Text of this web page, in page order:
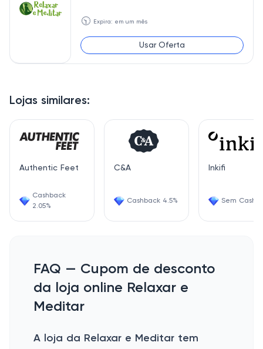
Lojas similares:
Authentic Feet
Cashback
2.05%
C&A
Cashback 4.5%
Inkifi
Sem
🕥 Expira: em um mês
Usar Oferta
FAQ — Cupom de desconto
da loja online Relaxar e
Meditar
A loja da Relaxar e Meditar tem